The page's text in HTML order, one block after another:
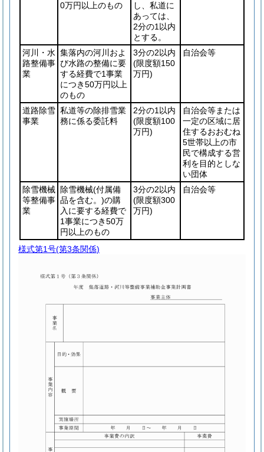
0万円以上のもの
し、私道に
あっては、
2分の1以内
とする。
河川・水
路整備事
業
集落内の河川およ
び水路の整備に要
する経費で1事業
につき50万円以上
のもの
3分の2以内
(限度額150
万円)
自治会等
道路除雪
事業
私道等の除排雪業
務に係る委託料
2分の1以内
(限度額100
万円)
自治会等または
一定の区域に居
住するおおむね
5世帯以上の市
民で構成する営
利を目的としな
い団体
除雪機械
等整備事
業
除雪機械(付属備
品を含む。)の購
入に要する経費で
1事業につき50万
円以上のもの
3分の2以内
(限度額300
万円)
自治会等
様式第1号(第3条関係)